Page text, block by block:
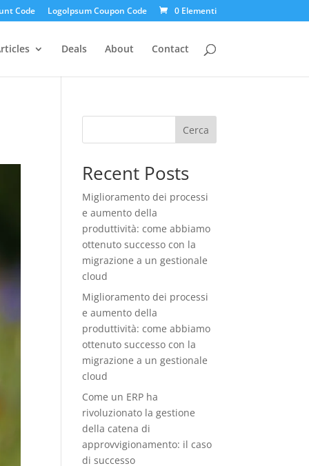
Code LogoIpsum Coupon Code 0 Elementi
Deals About Contact
Cerca
Recent Posts
Miglioramento dei processi
e aumento della
produttività: come abbiamo
ottenuto successo con la
migrazione a un gestionale
cloud
Miglioramento dei processi
e aumento della
produttività: come abbiamo
ottenuto successo con la
migrazione a un gestionale
cloud
Come un ERP ha
rivoluzionato la gestione
della catena di
approvvigionamento: il caso
di successo